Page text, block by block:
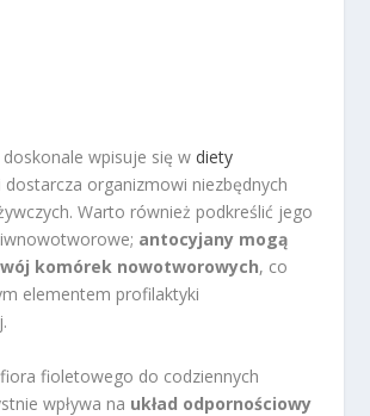
wpisuje się w diety
i dostarcza organizmowi niezbędnych
Warto również podkreślić jego
antocyjany mogą
komórek nowotworowych, co
elementem profilaktyki
fioletowego do codziennych
wpływa na układ odpornościowy